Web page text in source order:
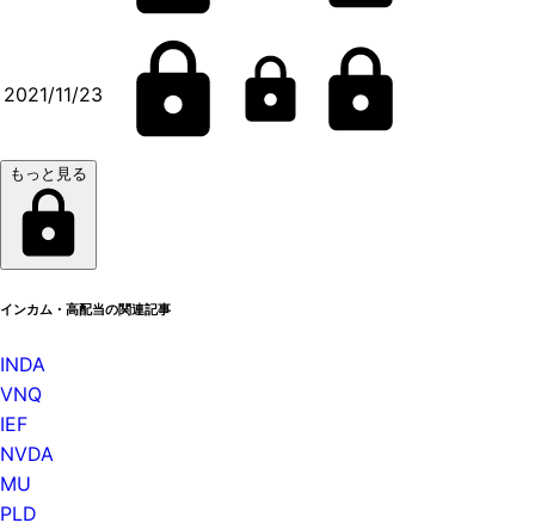
2021/11/23
もっと見る
インカム・高配当の関連記事
INDA
VNQ
IEF
NVDA
MU
PLD